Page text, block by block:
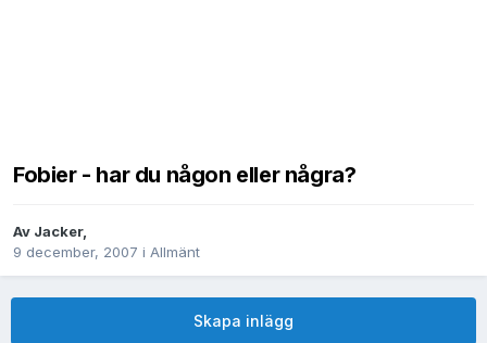
Fobier - har du någon eller några?
Av Jacker,
9 december, 2007 i Allmänt
Skapa inlägg